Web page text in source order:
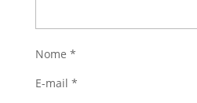
Nome *
E-mail *